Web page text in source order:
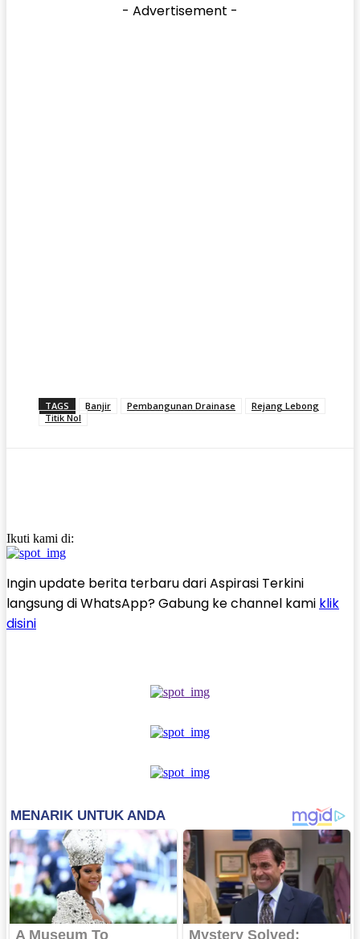
- Advertisement -
TAGS Banjir Pembangunan Drainase
Rejang Lebong
Titik Nol
Ikuti kami di:
Ingin update berita terbaru dari Aspirasi Terkini
langsung di WhatsApp? Gabung ke channel kami klik
disini